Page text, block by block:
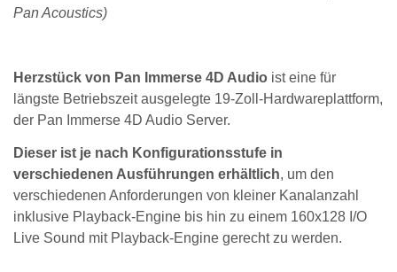
Pan Acoustics)
Herzstück von Pan Immerse 4D Audio ist eine für
längste Betriebszeit ausgelegte 19-Zoll-Hardwareplattform,
der Pan Immerse 4D Audio Server.
Dieser ist je nach Konfigurationsstufe in
verschiedenen Ausführungen erhältlich, um den
verschiedenen Anforderungen von kleiner Kanalanzahl
inklusive Playback-Engine bis hin zu einem 160x128 I/O
Live Sound mit Playback-Engine gerecht zu werden.